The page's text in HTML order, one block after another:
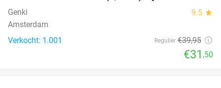
Genki 9.5 star
Amsterdam
Verkocht: 1.001
Regulier €39,95
€31 ,50